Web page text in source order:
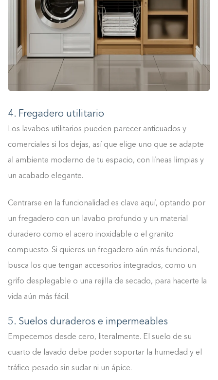
4. Fregadero utilitario
Los lavabos utilitarios pueden parecer anticuados y
comerciales si los dejas, así que elige uno que se adapte
al ambiente moderno de tu espacio, con líneas limpias y
un acabado elegante.
Centrarse en la funcionalidad es clave aquí, optando por
un fregadero con un lavabo profundo y un material
duradero como el acero inoxidable o el granito
compuesto. Si quieres un fregadero aún más funcional,
busca los que tengan accesorios integrados, como un
grifo desplegable o una rejilla de secado, para hacerte la
vida aún más fácil.
5. Suelos duraderos e impermeables
Empecemos desde cero, literalmente. El suelo de su
cuarto de lavado debe poder soportar la humedad y el
tráfico pesado sin sudar ni un ápice.